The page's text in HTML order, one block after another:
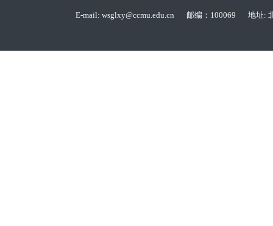
E-mail: wsglxy@ccmu.edu.cn 邮编：100069 地址: